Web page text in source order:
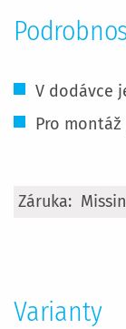
V dodávce
Pro
Více
Varianty